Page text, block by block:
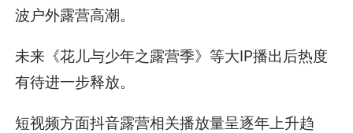
波户外露营高潮。
未来《花儿与少年之露营季》等大IP播出后热度
有待进一步释放。
短视频方面抖音露营相关播放量呈逐年上升趋